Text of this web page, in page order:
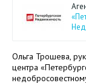
Ольга Трошева,
центра